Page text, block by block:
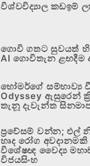
විශ්වවිද්‍යාල කඩඉම්
ගොවි ගතට සුවයත්
AI ගොවිතැන ළඟදීම
හෝමර්ගේ සම්භාව්‍ය
Odyssey ඇසුරෙන්
තැනූ දැවැන්ත
ප්‍රවේසම් වන්න; එල්
හෘද රෝග අවදානමකි
විශේෂඥ වෛද්‍ය
විජයසිංහ